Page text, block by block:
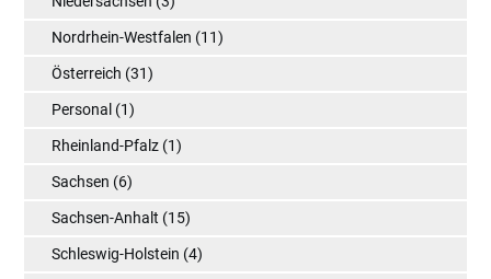
Nordrhein-Westfalen (11)
Österreich (31)
Personal (1)
Rheinland-Pfalz (1)
Sachsen (6)
Sachsen-Anhalt (15)
Schleswig-Holstein (4)